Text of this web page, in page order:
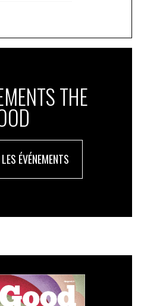
THE
ÉVÉNEMENTS